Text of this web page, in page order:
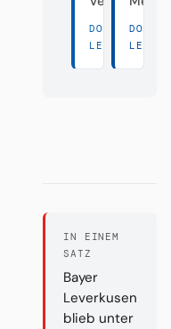
DORT
LESEN →
DORT
LESEN
IN EINEM
SATZ
Bayer
Leverkusen
blieb unter